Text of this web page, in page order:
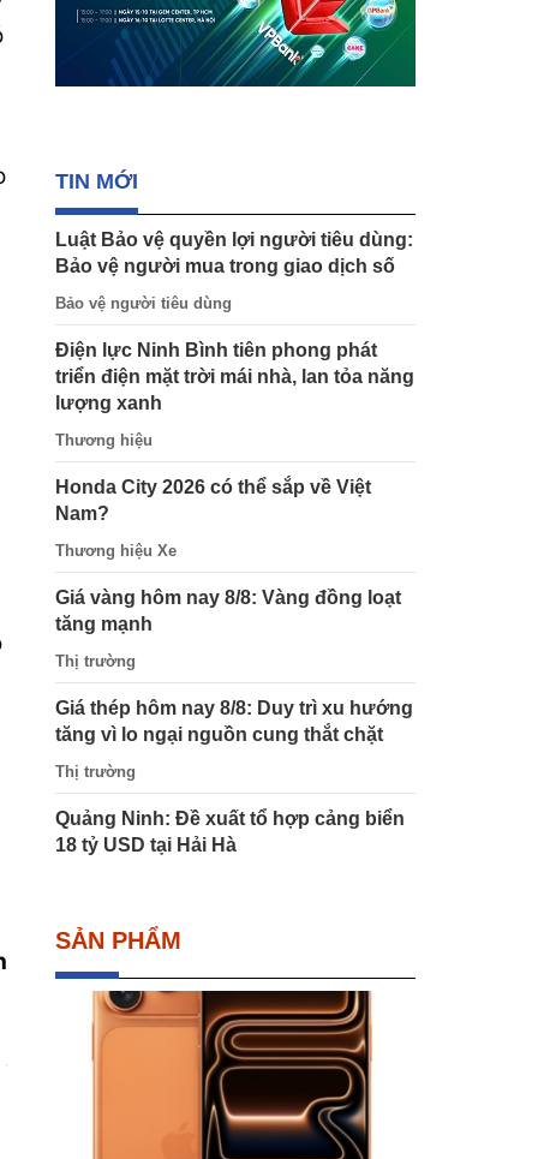
TIN MỚI
Luật Bảo vệ quyền lợi người tiêu dùng:
Bảo vệ người mua trong giao dịch số
Bảo vệ người tiêu dùng
Điện lực Ninh Bình tiên phong phát
triển điện mặt trời mái nhà, lan tỏa năng
lượng xanh
Thương hiệu
Honda City 2026 có thể sắp về Việt
Nam?
Thương hiệu Xe
Giá vàng hôm nay 8/8: Vàng đồng loạt
tăng mạnh
Thị trường
Giá thép hôm nay 8/8: Duy trì xu hướng
tăng vì lo ngại nguồn cung thắt chặt
Thị trường
Quảng Ninh: Đề xuất tổ hợp cảng biển
18 tỷ USD tại Hải Hà
SẢN PHẨM